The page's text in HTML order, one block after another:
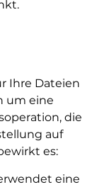
Ihre Dateien
um eine
die
auf
es:
eine